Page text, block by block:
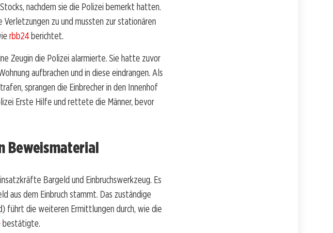
nachdem sie die Polizei bemerkt hatten.
Verletzungen zu und mussten zur stationären
rbb24berichtet.
Zeugin die Polizei alarmierte. Sie hatte zuvor
aufbrachen und in diese eindrangen. Als
sprangen die Einbrecher in den Innenhof
Erste Hilfe und rettete die Männer, bevor
Beweismaterial
Bargeld und Einbruchswerkzeug. Es
aus dem Einbruch stammt. Das zuständige
führt die weiteren Ermittlungen durch, wie die
bestätigte.